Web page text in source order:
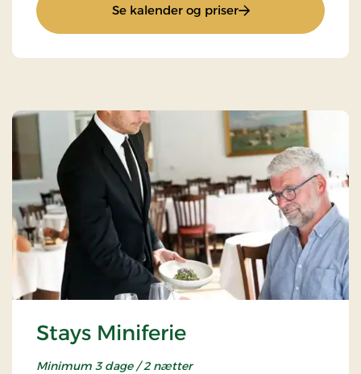
Se kalender og priser: Superpris
Stays Miniferie
Minimum 3 dage / 2 nætter